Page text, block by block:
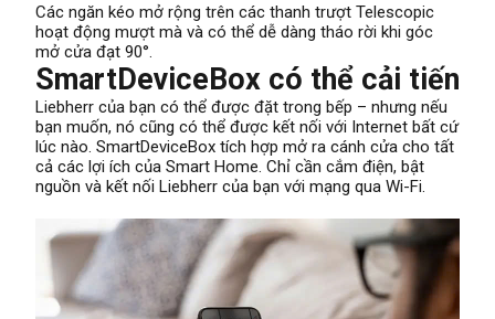
Các ngăn kéo mở rộng trên các thanh trượt Telescopic
hoạt động mượt mà và có thể dễ dàng tháo rời khi góc
mở cửa đạt 90°.
SmartDeviceBox có thể cải tiến
Liebherr của bạn có thể được đặt trong bếp – nhưng nếu
bạn muốn, nó cũng có thể được kết nối với Internet bất cứ
lúc nào. SmartDeviceBox tích hợp mở ra cánh cửa cho tất
cả các lợi ích của Smart Home. Chỉ cần cắm điện, bật
nguồn và kết nối Liebherr của bạn với mạng qua Wi-Fi.